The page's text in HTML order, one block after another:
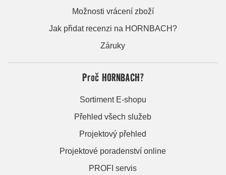
Možnosti vrácení zboží
Jak přidat recenzi na HORNBACH?
Záruky
Proč HORNBACH?
Sortiment E-shopu
Přehled všech služeb
Projektový přehled
Projektové poradenství online
PROFI servis